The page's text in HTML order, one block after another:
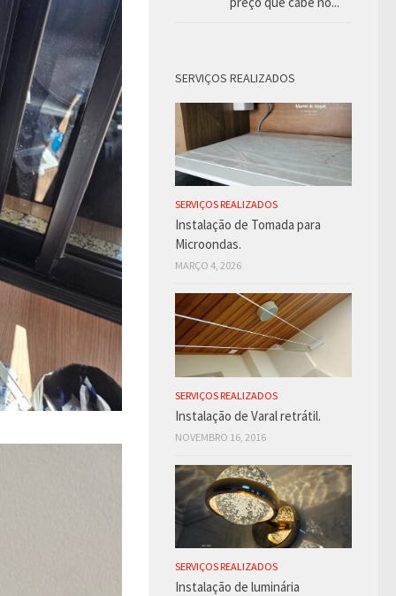
SERVIÇOS REALIZADOS
SERVIÇOS REALIZADOS
Instalação de Tomada para
Microondas.
MARÇO 4, 2026
SERVIÇOS REALIZADOS
Instalação de Varal retrátil.
NOVEMBRO 16, 2016
SERVIÇOS REALIZADOS
Instalação de luminária